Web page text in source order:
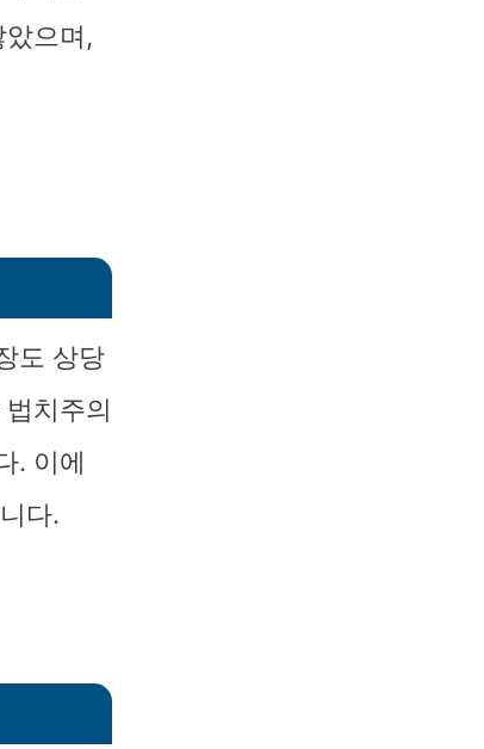
으며,
도 상당
치주의
. 이에
다.